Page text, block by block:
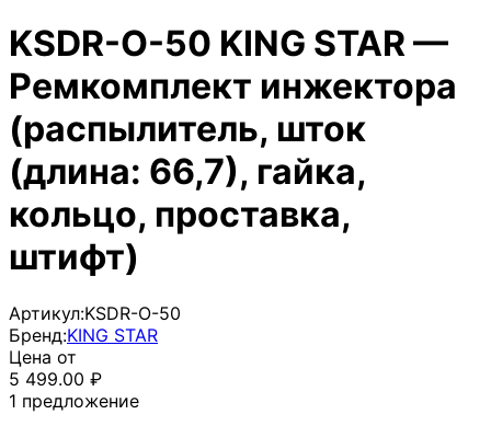
KSDR-O-50 KING STAR —
Ремкомплект инжектора
(распылитель, шток
(длина: 66,7), гайка,
кольцо, проставка,
штифт)
Артикул:KSDR-O-50
Бренд:KING STAR
Цена от
5 499.00 ₽
1 предложение